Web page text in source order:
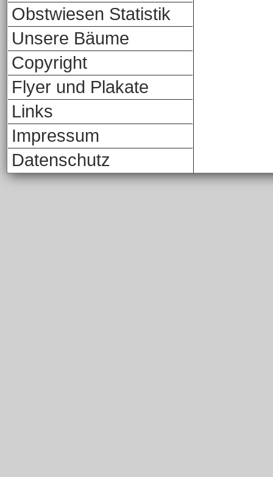
Obstwiesen Statistik
Unsere Bäume
Copyright
Flyer und Plakate
Links
Impressum
Datenschutz